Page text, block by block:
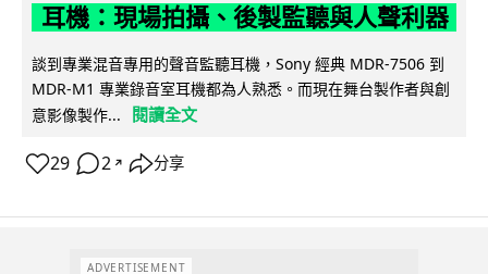
耳機：現場拍攝、後製監聽與人聲利器
談到專業混音專用的聲音監聽耳機，Sony 經典 MDR-7506 到
MDR-M1 專業錄音室耳機都為人熟悉。而現在舞台製作者與創
意影像製作...
閱讀全文
29 2 ↗ 分享
ADVERTISEMENT